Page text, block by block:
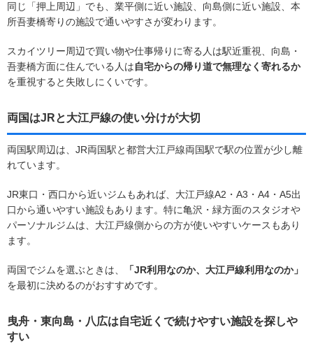
同じ「押上周辺」でも、業平側に近い施設、向島側に近い施設、本
所吾妻橋寄りの施設で通いやすさが変わります。
スカイツリー周辺で買い物や仕事帰りに寄る人は駅近重視、向島・
吾妻橋方面に住んでいる人は自宅からの帰り道で無理なく寄れるか
を重視すると失敗しにくいです。
両国はJRと大江戸線の使い分けが大切
両国駅周辺は、JR両国駅と都営大江戸線両国駅で駅の位置が少し離
れています。
JR東口・西口から近いジムもあれば、大江戸線A2・A3・A4・A5出
口から通いやすい施設もあります。特に亀沢・緑方面のスタジオや
パーソナルジムは、大江戸線側からの方が使いやすいケースもあり
ます。
両国でジムを選ぶときは、
「JR利用なのか、大江戸線利用なのか」
を最初に決めるのがおすすめです。
曳舟・東向島・八広は自宅近くで続けやすい施設を探しや
すい